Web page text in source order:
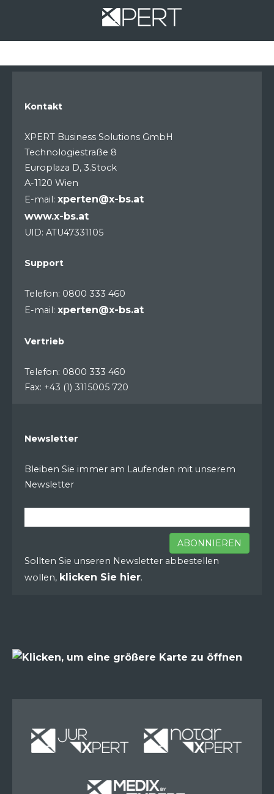
Kontakt
XPERT Business Solutions GmbH
Technologiestraße 8
Europlaza D, 3.Stock
A-1120 Wien
E-mail: xperten@x-bs.at
www.x-bs.at
UID: ATU47331105
Support
Telefon: 0800 333 460
E-mail: xperten@x-bs.at
Vertrieb
Telefon: 0800 333 460
Fax: +43 (1) 3115005 720
Newsletter
Bleiben Sie immer am Laufenden mit unserem
Newsletter
ABONNIEREN
Sollten Sie unseren Newsletter abbestellen
wollen, klicken Sie hier.
Miete Miete
Miete